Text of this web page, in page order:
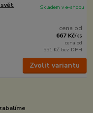
cena od
667 Kč/ks
cena od
551 Kč bez DPH
Skladem v e-shopu
Zvolit variantu